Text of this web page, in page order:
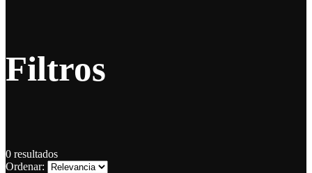
Filtros
0 resultados
Ordenar: